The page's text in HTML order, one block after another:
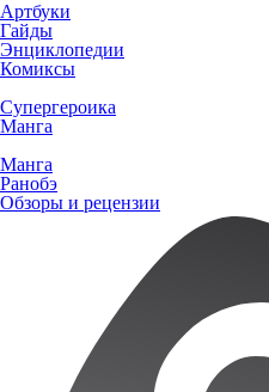
Артбуки
Гайды
Энциклопедии
Комиксы
Супергероика
Манга
Манга
Ранобэ
Обзоры и рецензии